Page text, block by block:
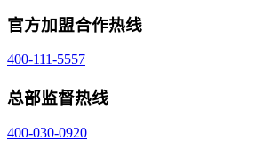
官方加盟合作热线
400-111-5557
总部监督热线
400-030-0920